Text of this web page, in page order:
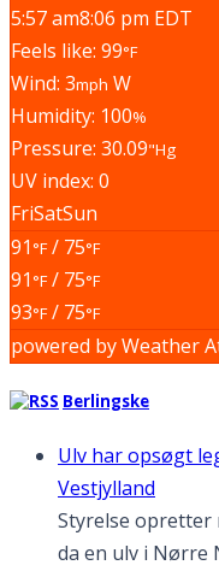
5:57 am8:06 pm EDT
Feels like: 99°F
Wind: 3mph W
Humidity: 100%
Pressure: 30.09"Hg
UV index: 0
FriSatSun
91 °F/ 75°F
91 °F/ 75°F
93°F/ 75°F
powered byWeather
Berlingske
Ulv har opsøgt
Vestjylland
Styrelse opretter
da en ulv i Nørre